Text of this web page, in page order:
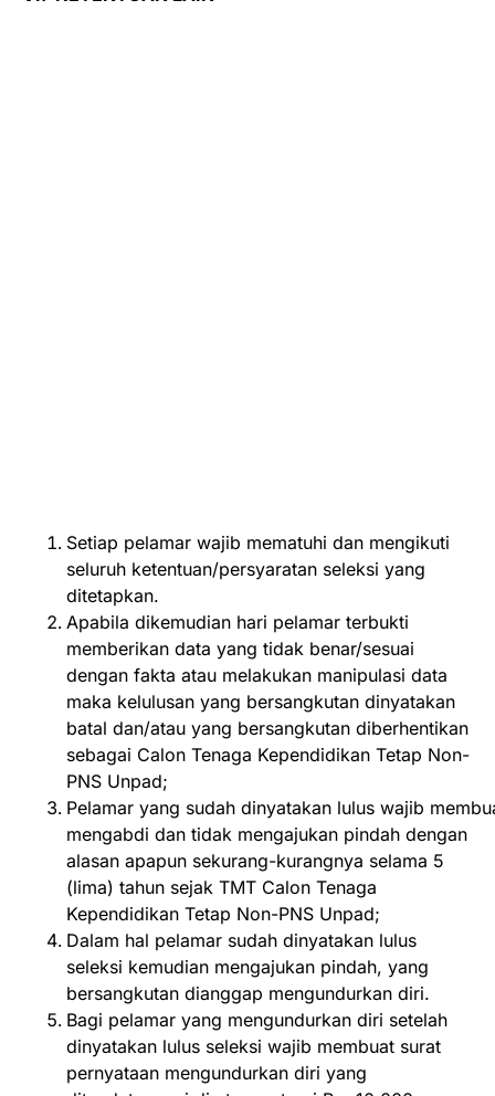
Setiap pelamar wajib mematuhi dan mengikuti
seluruh ketentuan/persyaratan seleksi yang
ditetapkan.
Apabila dikemudian hari pelamar terbukti
memberikan data yang tidak benar/sesuai
dengan fakta atau melakukan manipulasi data
maka kelulusan yang bersangkutan dinyatakan
batal dan/atau yang bersangkutan diberhentikan
sebagai Calon Tenaga Kependidikan Tetap Non-
PNS Unpad;
Pelamar yang sudah dinyatakan lulus wajib
mengabdi dan tidak mengajukan pindah dengan
alasan apapun sekurang-kurangnya selama 5
(lima) tahun sejak TMT Calon Tenaga
Kependidikan Tetap Non-PNS Unpad;
Dalam hal pelamar sudah dinyatakan lulus
seleksi kemudian mengajukan pindah, yang
bersangkutan dianggap mengundurkan diri.
Bagi pelamar yang mengundurkan diri setelah
dinyatakan lulus seleksi wajib membuat surat
pernyataan mengundurkan diri yang